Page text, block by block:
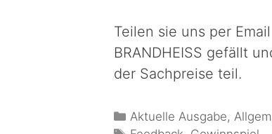
Teilen sie uns per
BRANDHEISS gefällt
der Sachpreise teil.
Aktuelle Ausgabe,